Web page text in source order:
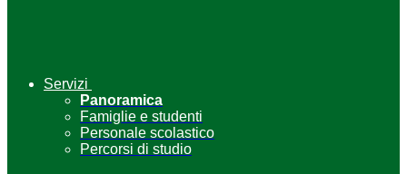
Servizi
Panoramica
Famiglie e studenti
Personale scolastico
Percorsi di studio